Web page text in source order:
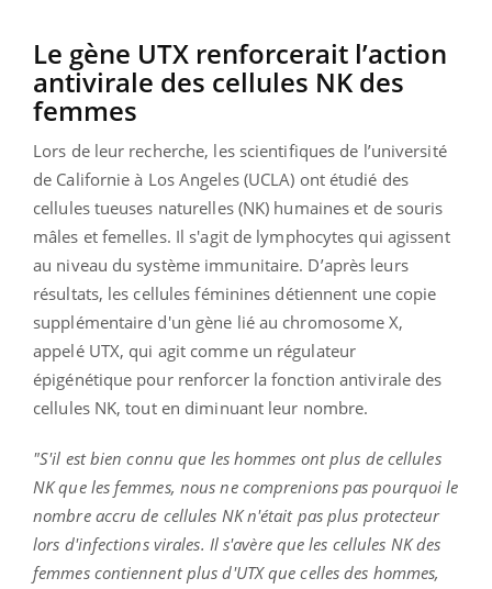
Le gène UTX renforcerait l’action
antivirale des cellules NK des
femmes
Lors de leur recherche, les scientifiques de l’université
de Californie à Los Angeles (UCLA) ont étudié des
cellules tueuses naturelles (NK) humaines et de souris
mâles et femelles. Il s'agit de lymphocytes qui agissent
au niveau du système immunitaire. D’après leurs
résultats, les cellules féminines détiennent une copie
supplémentaire d'un gène lié au chromosome X,
appelé UTX, qui agit comme un régulateur
épigénétique pour renforcer la fonction antivirale des
cellules NK, tout en diminuant leur nombre.
"S'il est bien connu que les hommes ont plus de cellules
NK que les femmes, nous ne comprenions pas pourquoi le
nombre accru de cellules NK n'était pas plus protecteur
lors d'infections virales. Il s'avère que les cellules NK des
femmes contiennent plus d'UTX que celles des hommes,